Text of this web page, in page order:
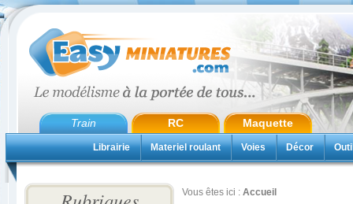
Train RC Maquette
Librairie Materiel roulant Voies Décor
Vous êtes ici : Accueil